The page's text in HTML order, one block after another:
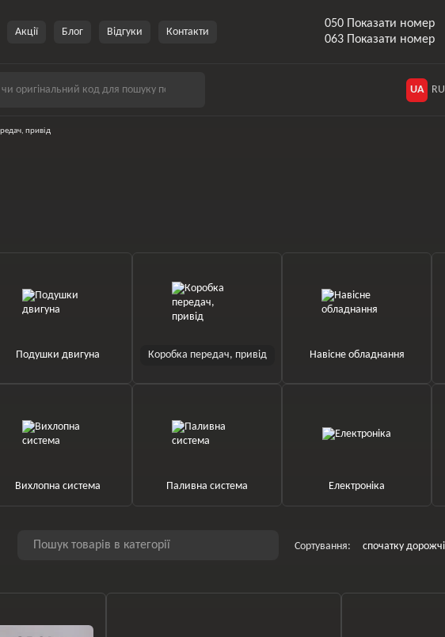
Акції Блог Відгуки Контакти
050 Показати номер
063 Показати номер
UA RU
привід
Подушки двигуна Коробка передач, привід Навісне обладнання
Вихлопна система Паливна система Електроніка
Сортування: спочатку дорожчі